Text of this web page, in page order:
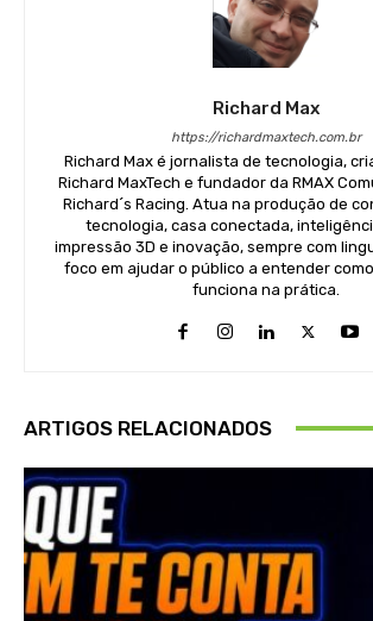
Richard Max
https://richardmaxtech.com.br
Richard Max é jornalista de tecnologia,
Richard MaxTech e fundador da RMAX
Richard´s Racing. Atua na produção de
tecnologia, casa conectada,
impressão 3D e inovação, sempre com
foco em ajudar o público a entender
funciona na prática.
ARTIGOS RELACIONADOS